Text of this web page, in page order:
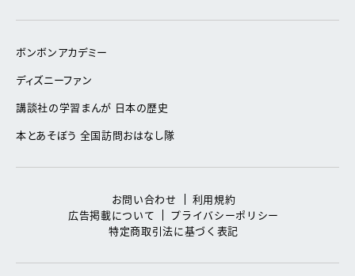
ボンボンアカデミー
ディズニーファン
講談社の学習まんが 日本の歴史
本とあそぼう 全国訪問おはなし隊
お問い合わせ
利用規約
広告掲載について
プライバシーポリシー
特定商取引法に基づく表記